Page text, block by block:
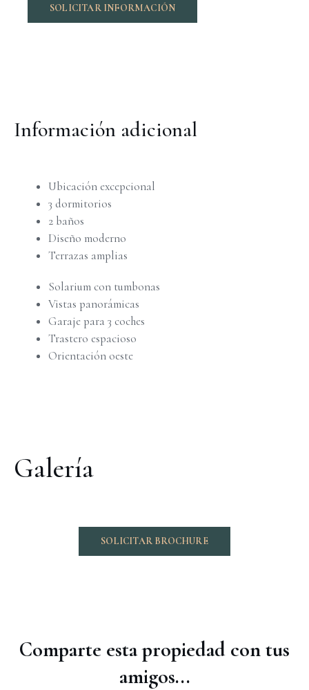
SOLICITAR INFORMACIÓN
Información adicional
Ubicación excepcional
3 dormitorios
2 baños
Diseño moderno
Terrazas amplias
Solarium con tumbonas
Vistas panorámicas
Garaje para 3 coches
Trastero espacioso
Orientación oeste
Galería
SOLICITAR BROCHURE
Comparte esta propiedad con tus
amigos...